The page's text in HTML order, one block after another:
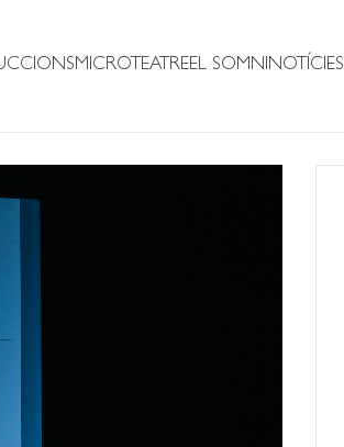
MICROTEATREEL SOMNINOTÍCIES